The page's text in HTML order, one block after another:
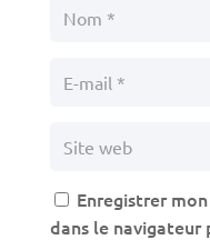
Enregistrer
dans le navigateur